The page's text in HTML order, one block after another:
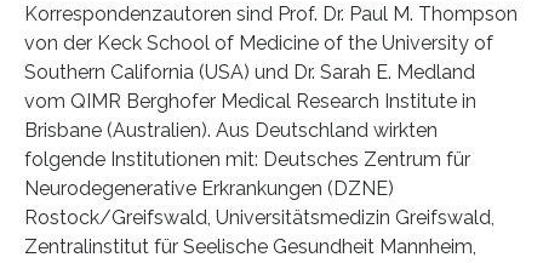
Korrespondenzautoren sind Prof. Dr. Paul M. Thompson
von der Keck School of Medicine of the University of
Southern California (USA) und Dr. Sarah E. Medland
vom QIMR Berghofer Medical Research Institute in
Brisbane (Australien). Aus Deutschland wirkten
folgende Institutionen mit: Deutsches Zentrum für
Neurodegenerative Erkrankungen (DZNE)
Rostock/Greifswald, Universitätsmedizin Greifswald,
Zentralinstitut für Seelische Gesundheit Mannheim,